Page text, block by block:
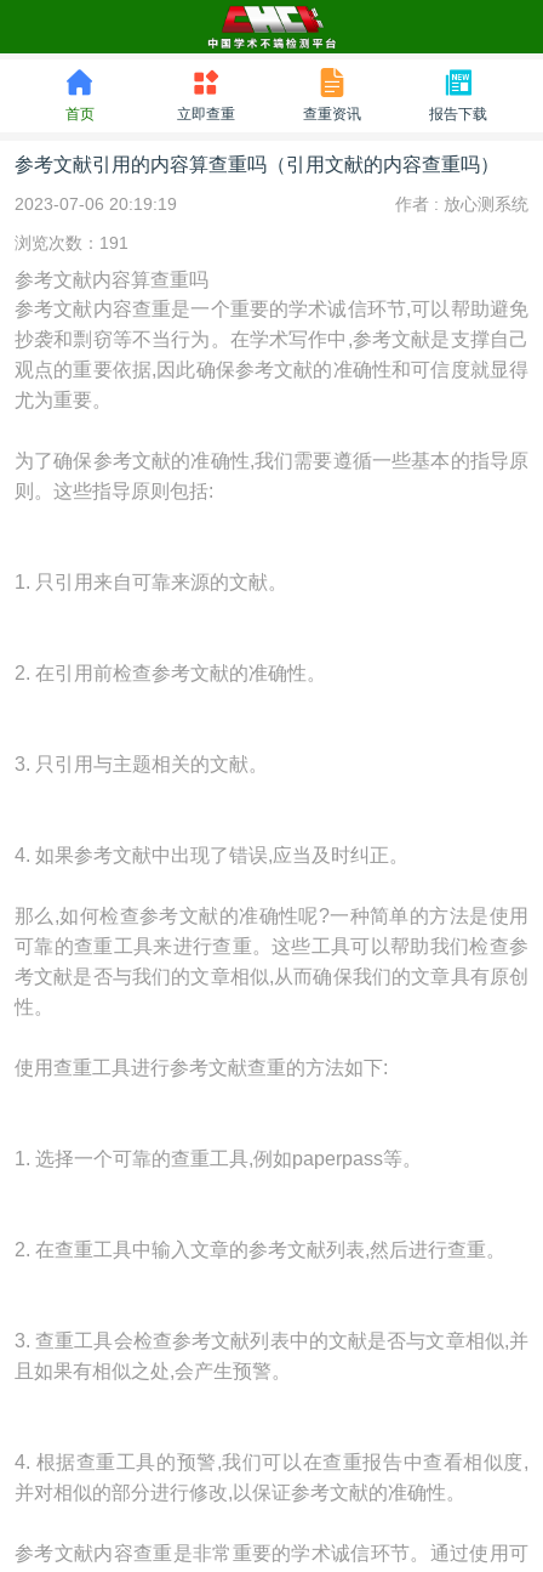
首页 立即查重 查重资讯 报告下载
参考文献引用的内容算查重吗（引用文献的内容查重吗）
2023-07-06 20:19:19 作者 : 放心测系统
浏览次数：191
参考文献内容算查重吗
参考文献内容查重是一个重要的学术诚信环节,可以帮助避免
抄袭和剽窃等不当行为。在学术写作中,参考文献是支撑自己
观点的重要依据,因此确保参考文献的准确性和可信度就显得
尤为重要。
为了确保参考文献的准确性,我们需要遵循一些基本的指导原
则。这些指导原则包括:
1. 只引用来自可靠来源的文献。
2. 在引用前检查参考文献的准确性。
3. 只引用与主题相关的文献。
4. 如果参考文献中出现了错误,应当及时纠正。
那么,如何检查参考文献的准确性呢?一种简单的方法是使用
可靠的查重工具来进行查重。这些工具可以帮助我们检查参
考文献是否与我们的文章相似,从而确保我们的文章具有原创
性。
使用查重工具进行参考文献查重的方法如下:
1. 选择一个可靠的查重工具,例如paperpass等。
2. 在查重工具中输入文章的参考文献列表,然后进行查重。
3. 查重工具会检查参考文献列表中的文献是否与文章相似,并
且如果有相似之处,会产生预警。
4. 根据查重工具的预警,我们可以在查重报告中查看相似度,
并对相似的部分进行修改,以保证参考文献的准确性。
参考文献内容查重是非常重要的学术诚信环节。通过使用可